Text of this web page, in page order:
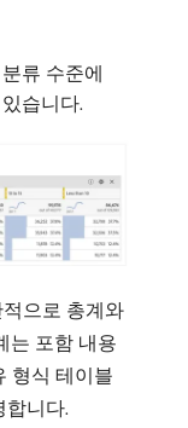
류 수준에
습니다.
으로 총계와
는 포함 내용
형식 테이블
합니다.